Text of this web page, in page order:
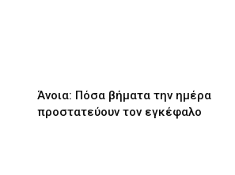
Άνοια: Πόσα βήματα την ημέρα
προστατεύουν τον εγκέφαλο